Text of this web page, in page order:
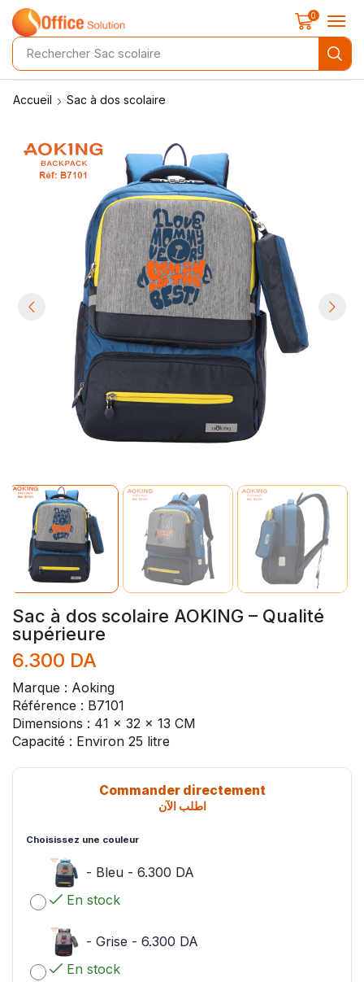
Rechercher Sac scolaire
0
Accueil Sac à dos scolaire
Sac à dos scolaire AOKING – Qualité
supérieure
6.300 DA
Marque : Aoking
Référence : B7101
Dimensions : 41 x 32 x 13 CM
Capacité : Environ 25 litre
Commander directement
اطلب الآن
Choisissez une couleur
- Bleu - 6.300 DA
En stock
- Grise - 6.300 DA
En stock